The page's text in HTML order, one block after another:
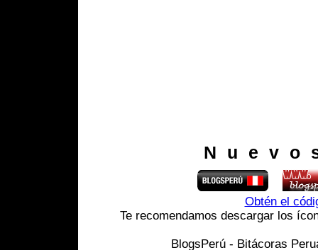
Obtén el
Te recomendamos descargar los
BlogsPerú - Bitácoras